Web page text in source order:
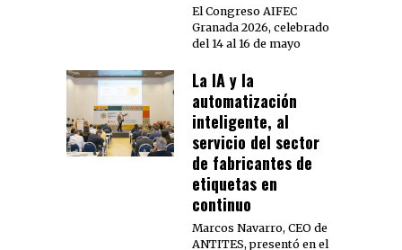
El Congreso AIFEC
Granada 2026, celebrado
del 14 al 16 de mayo
La IA y la
automatización
inteligente, al
servicio del sector
de fabricantes de
etiquetas en
continuo
Marcos Navarro, CEO de
ANTITES, presentó en el